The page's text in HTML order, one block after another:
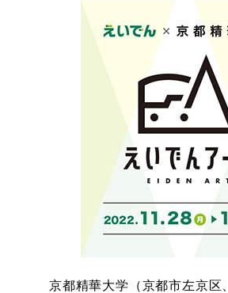
グラフィックデザインコース
ス
キ
京都精華大学（京都市左京区